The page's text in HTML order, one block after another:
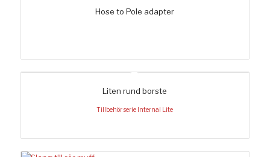
Hose to Pole adapter
Liten rund borste
Tillbehör serie Internal Lite